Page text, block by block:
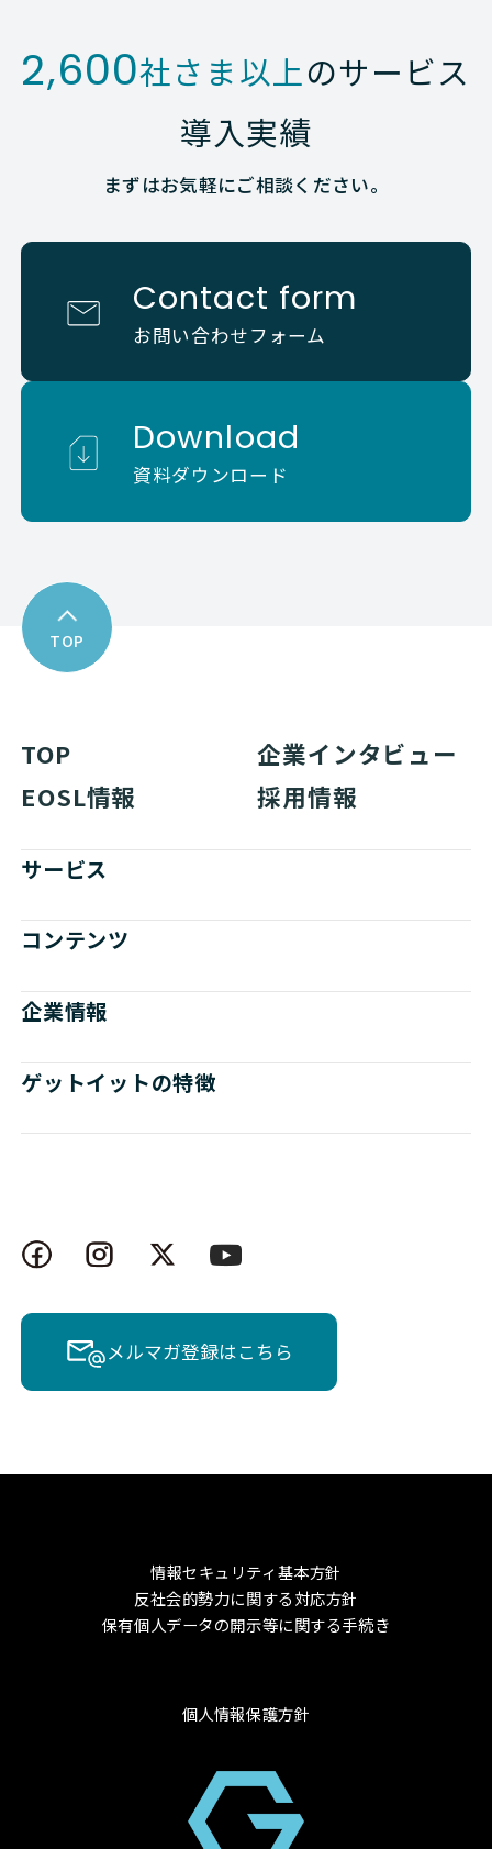
2,600社さま以上のサービス
導入実績
まずはお気軽にご相談ください。
Contact form
お問い合わせフォーム
Download
資料ダウンロード
TOP
TOP
企業インタビュー
EOSL情報
採用情報
サービス
コンテンツ
企業情報
ゲットイットの特徴
メルマガ登録はこちら
情報セキュリティ基本方針
反社会的勢力に関する対応方針
保有個人データの開示等に関する手続き
個人情報保護方針